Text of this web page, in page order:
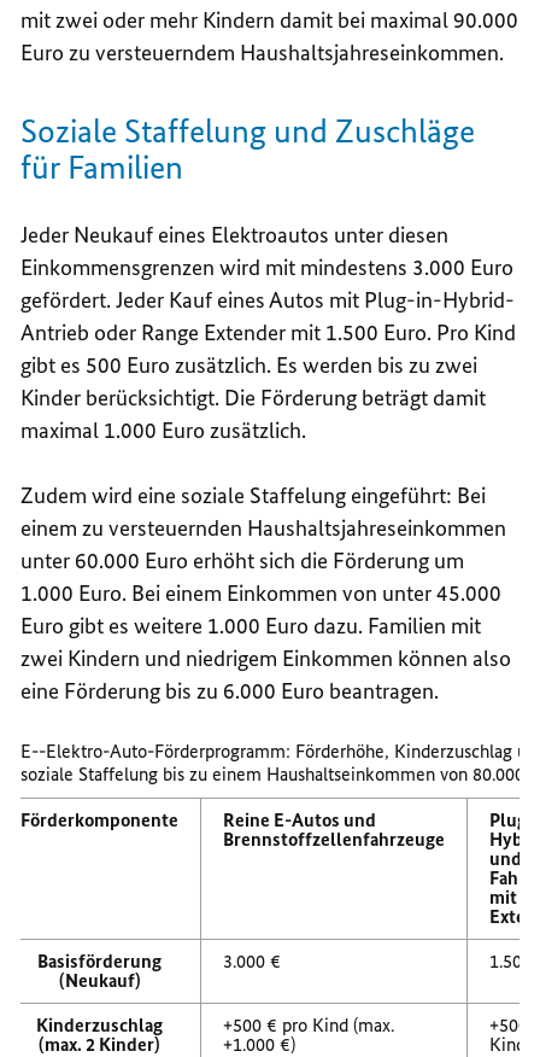
mit zwei oder mehr Kindern damit bei maximal 90.000
Euro zu versteuerndem Haushaltsjahreseinkommen.
Soziale Staffelung und Zuschläge
für Familien
Jeder Neukauf eines Elektroautos unter diesen
Einkommensgrenzen wird mit mindestens 3.000 Euro
gefördert. Jeder Kauf eines Autos mit Plug-in-Hybrid-
Antrieb oder Range Extender mit 1.500 Euro. Pro Kind
gibt es 500 Euro zusätzlich. Es werden bis zu zwei
Kinder berücksichtigt. Die Förderung beträgt damit
maximal 1.000 Euro zusätzlich.
Zudem wird eine soziale Staffelung eingeführt: Bei
einem zu versteuernden Haushaltsjahreseinkommen
unter 60.000 Euro erhöht sich die Förderung um
1.000 Euro. Bei einem Einkommen von unter 45.000
Euro gibt es weitere 1.000 Euro dazu. Familien mit
zwei Kindern und niedrigem Einkommen können also
eine Förderung bis zu 6.000 Euro beantragen.
E--Elektro-Auto-Förderprogramm: Förderhöhe, Kinderzuschlag
soziale Staffelung bis zu einem Haushaltseinkommen von 80.000
Förderkomponente
Reine E-Autos und
Brennstoffzellenfahrzeuge
Plug-
und
mit
Basisförderung
(Neukauf)
3.000 € 1.500
Kinderzuschlag
(max. 2 Kinder)
+500 € pro Kind (max.
+1.000 €)
+500
Kind